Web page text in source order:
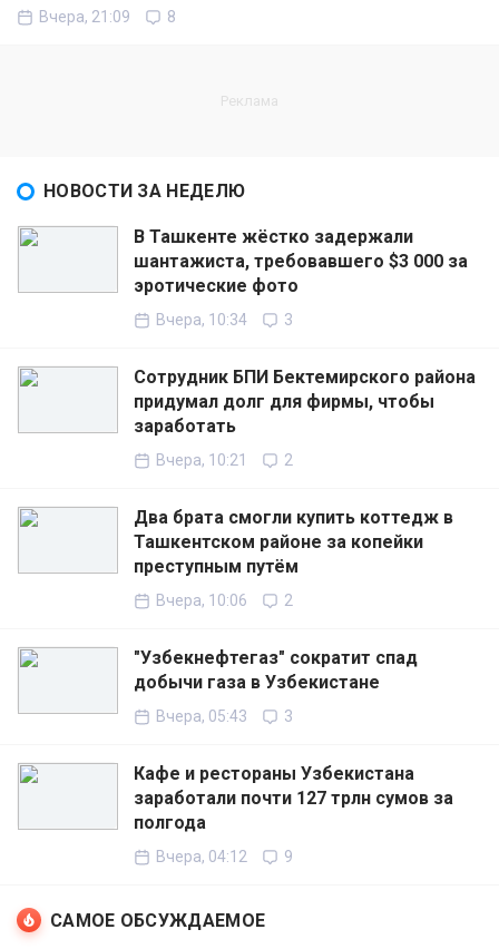
Вчера, 21:09 8
НОВОСТИ ЗА НЕДЕЛЮ
В Ташкенте жёстко задержали
шантажиста, требовавшего $3 000 за
эротические фото
Вчера, 10:34 3
Сотрудник БПИ Бектемирского района
придумал долг для фирмы, чтобы
заработать
Вчера, 10:21 2
Два брата смогли купить коттедж в
Ташкентском районе за копейки
преступным путём
Вчера, 10:06 2
"Узбекнефтегаз" сократит спад
добычи газа в Узбекистане
Вчера, 05:43 3
Кафе и рестораны Узбекистана
заработали почти 127 трлн сумов за
полгода
Вчера, 04:12 9
САМОЕ ОБСУЖДАЕМОЕ